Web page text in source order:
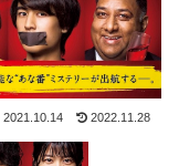
2021.10.14 2022.11.28